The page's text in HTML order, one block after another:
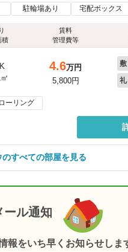
駐輪場あり 宅配ボックス
積
賃料
管理費等
4.6万円
5,800円
敷
礼
ーリング
のすべての部屋を見る
ール通知
報をいち早くお知らせしま